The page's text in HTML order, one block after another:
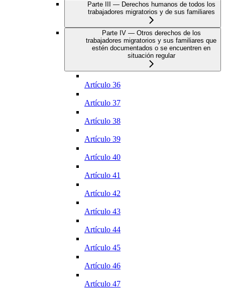
Parte III — Derechos humanos de todos los
trabajadores migratorios y de sus familiares
Parte IV — Otros derechos de los
trabajadores migratorios y sus familiares que
estén documentados o se encuentren en
situación regular
Artículo 36
Artículo 37
Artículo 38
Artículo 39
Artículo 40
Artículo 41
Artículo 42
Artículo 43
Artículo 44
Artículo 45
Artículo 46
Artículo 47